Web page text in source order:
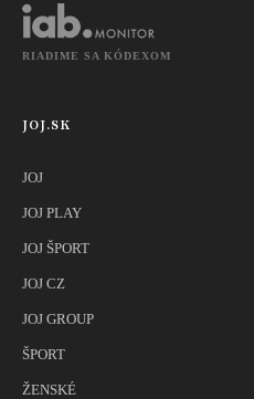
RIADIME SA KÓDEXOM
JOJ.SK
JOJ
JOJ PLAY
JOJ ŠPORT
JOJ CZ
JOJ GROUP
ŠPORT
ŽENSKÉ